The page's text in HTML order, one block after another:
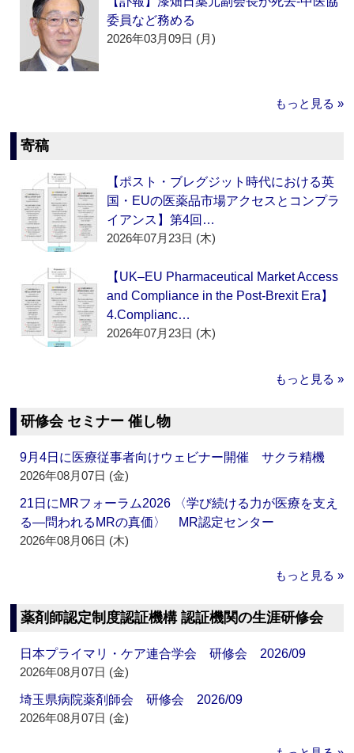
委員など務める
2026年03月09日 (月)
もっと見る »
寄稿
【ポスト・ブレグジット時代における英
国・EUの医薬品市場アクセスとコンプラ
イアンス】第4回…
2026年07月23日 (木)
【UK–EU Pharmaceutical Market Access
and Compliance in the Post-Brexit Era】
4.Complianc…
2026年07月23日 (木)
もっと見る »
研修会 セミナー 催し物
9月4日に医療従事者向けウェビナー開催 サクラ精機
2026年08月07日 (金)
21日にMRフォーラム2026 〈学び続ける力が医療を支え
る―問われるMRの真価〉 MR認定センター
2026年08月06日 (木)
もっと見る »
薬剤師認定制度認証機構 認証機関の生涯研修会
日本プライマリ・ケア連合学会 研修会 2026/09
2026年08月07日 (金)
埼玉県病院薬剤師会 研修会 2026/09
2026年08月07日 (金)